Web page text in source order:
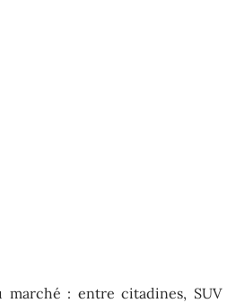
: entre citadines, SUV